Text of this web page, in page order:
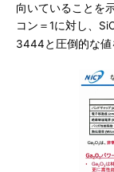
向いていることを
コン＝1に対し、
3444と圧倒的な値